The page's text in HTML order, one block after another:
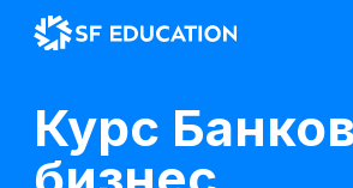
бизнес